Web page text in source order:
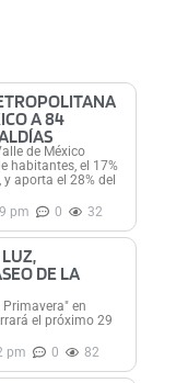
A 84
de México
habitantes, el 17%
aporta el 28% del
pm 0 32
DE LA
en
el próximo 29
pm 0 82